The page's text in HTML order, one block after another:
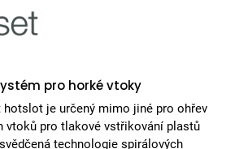
pro horké vtoky
hotslot je určený mimo jiné pro ohřev
vtoků pro tlakové vstřikování plastů
technologie spirálových